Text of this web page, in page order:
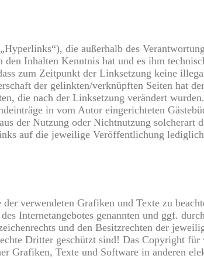
die außerhalb des
Inhalten Kenntnis hat und es ihm
zum Zeitpunkt der Linksetzung keine
der gelinkten/verknüpften Seiten hat
die nach der Linksetzung verändert
in vom Autor eingerichteten
der Nutzung oder Nichtnutzung
auf die jeweilige Veröffentlichung
verwendeten Grafiken und Texte zu
Internetangebotes genannten und ggf.
und den Besitzrechten der
Dritter geschützt sind! Das Copyright
Grafiken, Texte und Software in anderen